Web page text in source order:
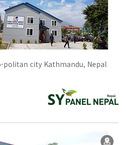
politan city Kathmandu, Nepal